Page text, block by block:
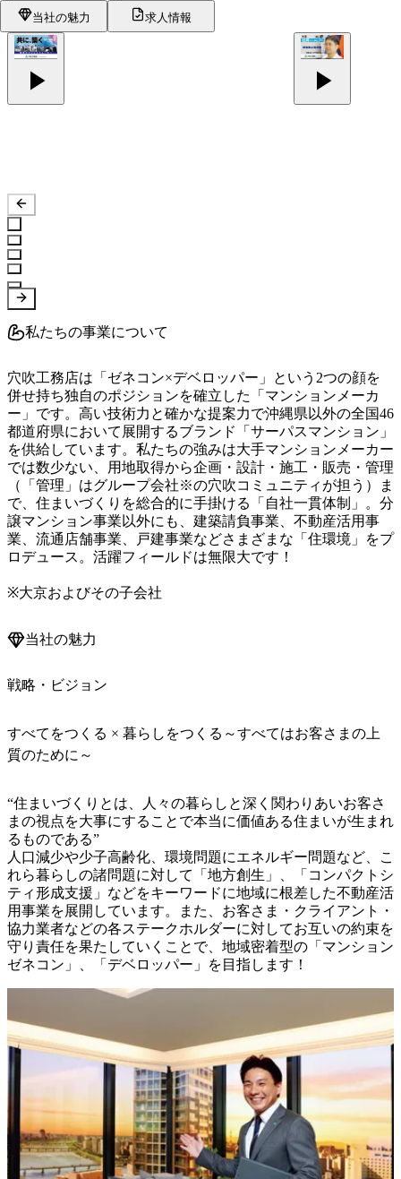
当社の魅力 求人情報
私たちの事業について
穴吹工務店は「ゼネコン×デベロッパー」という2つの顔を
併せ持ち独自のポジションを確立した「マンションメーカ
ー」です。高い技術力と確かな提案力で沖縄県以外の全国46
都道府県において展開するブランド「サーパスマンション」
を供給しています。私たちの強みは大手マンションメーカー
では数少ない、用地取得から企画・設計・施工・販売・管理
（「管理」はグループ会社※の穴吹コミュニティが担う）ま
で、住まいづくりを総合的に手掛ける「自社一貫体制」。分
譲マンション事業以外にも、建築請負事業、不動産活用事
業、流通店舗事業、戸建事業などさまざまな「住環境」をプ
ロデュース。活躍フィールドは無限大です！
※大京およびその子会社
当社の魅力
戦略・ビジョン
すべてをつくる × 暮らしをつくる～すべてはお客さまの上
質のために～
“住まいづくりとは、人々の暮らしと深く関わりあいお客さ
まの視点を大事にすることで本当に価値ある住まいが生まれ
るものである”
人口減少や少子高齢化、環境問題にエネルギー問題など、こ
れら暮らしの諸問題に対して「地方創生」、「コンパクトシ
ティ形成支援」などをキーワードに地域に根差した不動産活
用事業を展開しています。また、お客さま・クライアント・
協力業者などの各ステークホルダーに対してお互いの約束を
守り責任を果たしていくことで、地域密着型の「マンション
ゼネコン」、「デベロッパー」を目指します！